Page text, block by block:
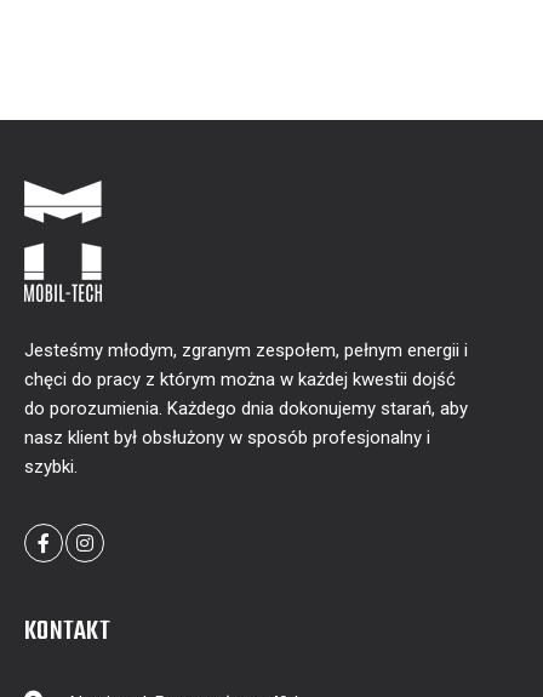
Jesteśmy młodym, zgranym zespołem, pełnym energii i
chęci do pracy z którym można w każdej kwestii dojść
do porozumienia. Każdego dnia dokonujemy starań, aby
nasz klient był obsłużony w sposób profesjonalny i
szybki.
KONTAKT